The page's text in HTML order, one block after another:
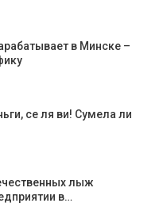
в Минске –
се ля ви! Сумела ли
лыж
в…